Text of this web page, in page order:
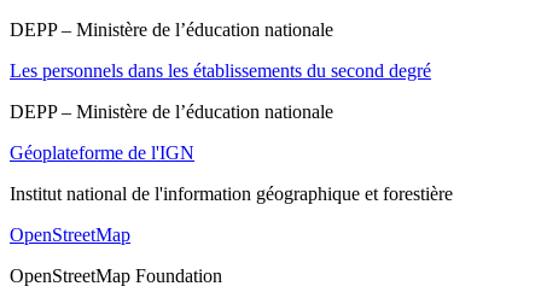
DEPP – Ministère de l’éducation nationale
Les personnels dans les établissements du second degré
DEPP – Ministère de l’éducation nationale
Géoplateforme de l'IGN
Institut national de l'information géographique et forestière
OpenStreetMap
OpenStreetMap Foundation